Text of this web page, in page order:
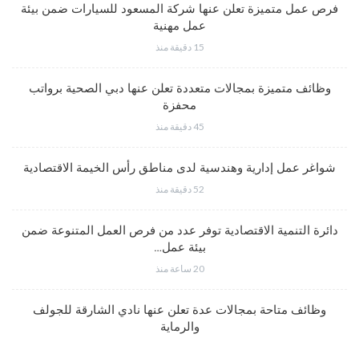
فرص عمل متميزة تعلن عنها شركة المسعود للسيارات ضمن بيئة
عمل مهنية
15 دقيقة منذ
وظائف متميزة بمجالات متعددة تعلن عنها دبي الصحية برواتب
محفزة
45 دقيقة منذ
شواغر عمل إدارية وهندسية لدى مناطق رأس الخيمة الاقتصادية
52 دقيقة منذ
دائرة التنمية الاقتصادية توفر عدد من فرص العمل المتنوعة ضمن
بيئة عمل…
20 ساعة منذ
وظائف متاحة بمجالات عدة تعلن عنها نادي الشارقة للجولف
والرماية